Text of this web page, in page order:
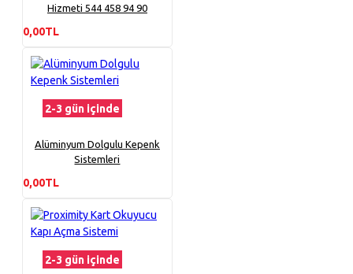
Hizmeti 544 458 94 90
0,00TL
2-3 gün içinde
Alüminyum Dolgulu Kepenk
Sistemleri
0,00TL
2-3 gün içinde